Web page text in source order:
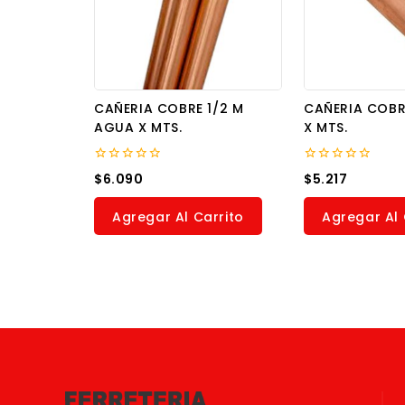
CAÑERIA COBRE 1/2 M
AGUA X MTS.
0
out
of
$6.090
Agregar Al Carrito
CAÑERIA
X MTS.
0
out
of
$5.217
Agregar Al